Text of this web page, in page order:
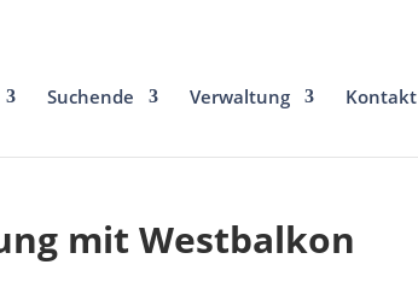
Suchende Verwaltung Kontakt
mit Westbalkon